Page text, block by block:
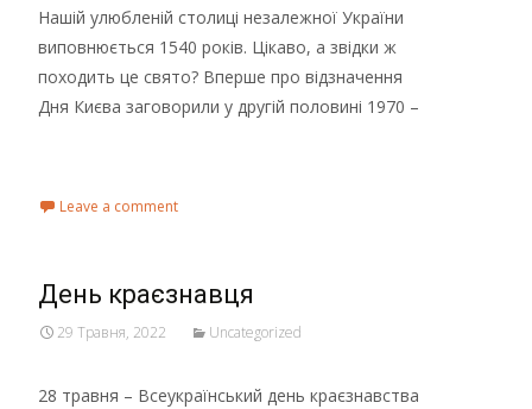
Нашій улюбленій столиці незалежної України
виповнюється 1540 років. Цікаво, а звідки ж
походить це свято? Вперше про відзначення
Дня Києва заговорили у другій половині 1970 –
Leave a comment
День краєзнавця
29 Травня, 2022 Uncategorized
28 травня – Всеукраїнський день краєзнавства